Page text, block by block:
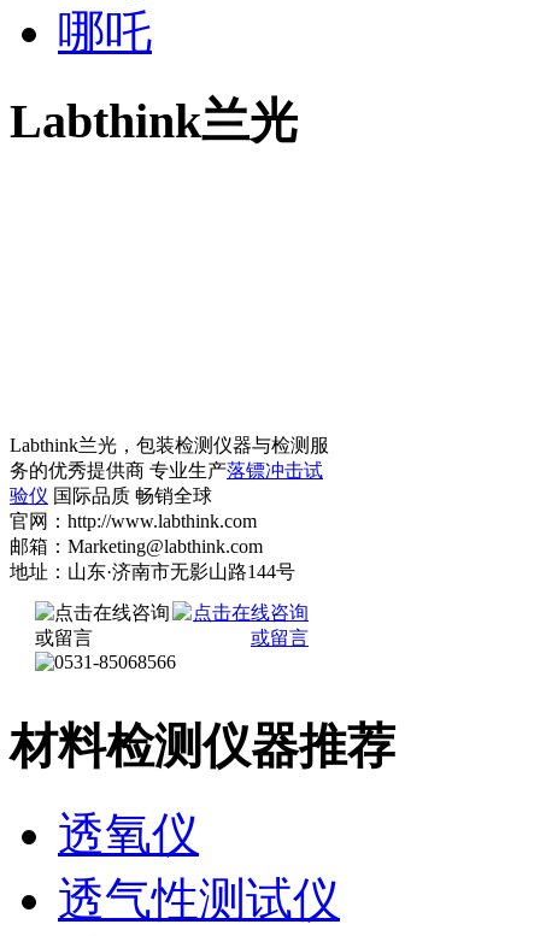
哪吒
Labthink兰光
Labthink兰光，包装检测仪器与检测服
务的优秀提供商 专业生产落镖冲击试
验仪 国际品质 畅销全球
官网：http://www.labthink.com
邮箱：Marketing@labthink.com
地址：山东·济南市无影山路144号
材料检测仪器推荐
透氧仪
透气性测试仪